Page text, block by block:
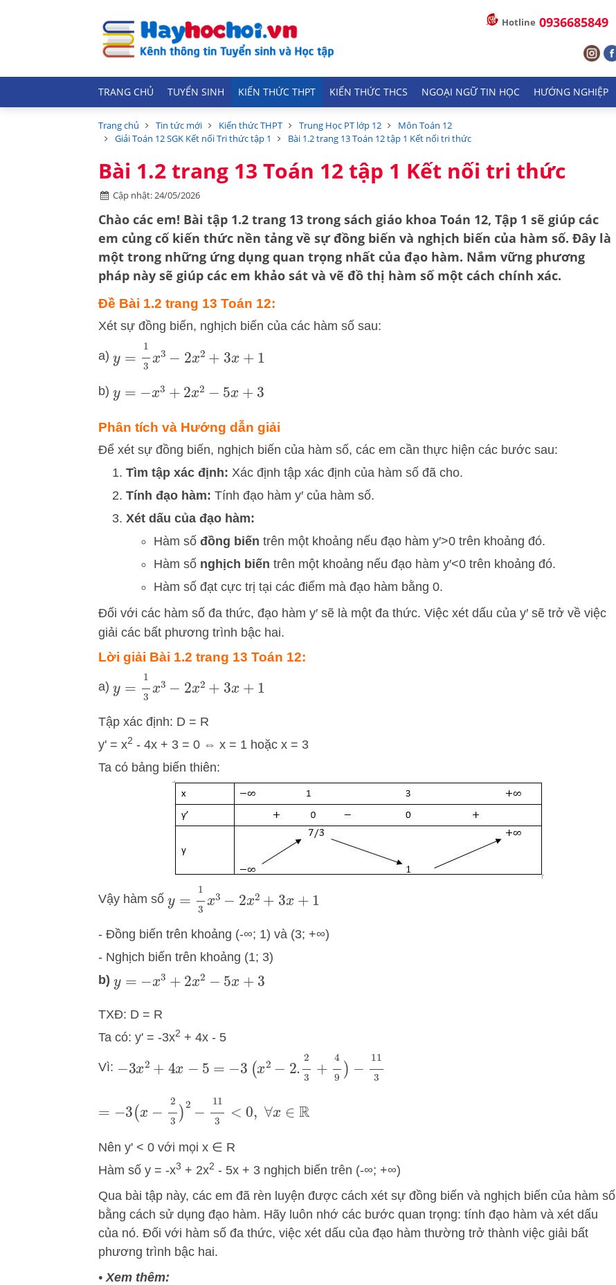
Hotline 0936685849
TRANG CHỦ TUYỂN SINH KIẾN THỨC THPT KIẾN THỨC THCS NGOẠI NGỮ TIN HỌC HƯỚNG NGHIỆP
Trang chủ Tin tức mới Kiến thức THPT Trung Học PT lớp 12
Môn Toán 12
Giải Toán 12 SGK Kết nối Tri thức tập 1
Bài 1.2 trang 13 Toán 12 tập 1 Kết nối tri thức
Bài 1.2 trang 13 Toán 12 tập 1 Kết nối tri thức
Cập nhật: 24/05/2026
Chào các em! Bài tập 1.2 trang 13 trong sách giáo khoa Toán 12, Tập 1 sẽ giúp các
em củng cố kiến thức nền tảng về sự đồng biến và nghịch biến của hàm số. Đây là
một trong những ứng dụng quan trọng nhất của đạo hàm. Nắm vững phương
pháp này sẽ giúp các em khảo sát và vẽ đồ thị hàm số một cách chính xác.
Đề Bài 1.2 trang 13 Toán 12:
Xét sự đồng biến, nghịch biến của các hàm số sau:
a) 3x 3− x2 +3 x +1
b) y =− x3+2x2−5 x+ 3
Phân tích và Hướng dẫn giải
Để xét sự đồng biến, nghịch biến của hàm số, các em cần thực hiện các bước sau:
Tìm tập xác định: Xác định tập xác định của hàm số đã cho.
Tính đạo hàm: Tính đạo hàm y′ của hàm số.
Xét dấu của đạo hàm:
Hàm số đồng biến trên một khoảng nếu đạo hàm y′>0 trên khoảng đó.
Hàm số nghịch biến trên một khoảng nếu đạo hàm y′<0 trên khoảng đó.
Hàm số đạt cực trị tại các điểm mà đạo hàm bằng 0.
Đối với các hàm số đa thức, đạo hàm y′ sẽ là một đa thức. Việc xét dấu của y′ sẽ trở về việc
giải các bất phương trình bậc hai.
Lời giải Bài 1.2 trang 13 Toán 12:
a) 3x 3− x2 +3 x +1
Tập xác định: D = R
y' = x2 - 4x + 3 = 0 ⇔ x = 1 hoặc x = 3
Ta có bảng biến thiên:
Vậy hàm số y 3x 3− x2+3 x +1
- Đồng biến trên khoảng (-∞; 1) và (3; +∞)
- Nghịch biến trên khoảng (1; 3)
b) y =− x3+2x2−5 x+ 3
TXĐ: D = R
Ta có: y' = -3x2 + 4x - 5
Vì: −3x2 +4 x− 5 (x 2 −2. 3 +4 9 −11
(x− 2 −11 <0
∀x∈R
Nên y' < 0 với mọi x ∈ R
Hàm số y = -x3 + 2x2 - 5x + 3 nghịch biến trên (-∞; +∞)
Qua bài tập này, các em đã rèn luyện được cách xét sự đồng biến và nghịch biến của hàm số
bằng cách sử dụng đạo hàm. Hãy luôn nhớ các bước quan trọng: tính đạo hàm và xét dấu
của nó. Đối với hàm số đa thức, việc xét dấu của đạo hàm thường trở thành việc giải bất
phương trình bậc hai.
• Xem thêm: